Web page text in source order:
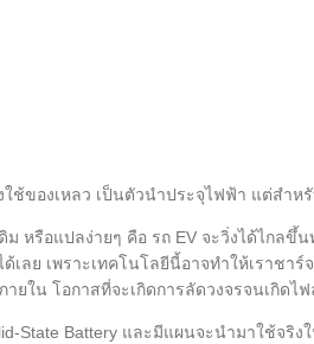
ของเหลว เป็นตัวนำประจุไฟฟ้า แต่สำ
หรือแปลง่ายๆ คือ รถ EV จะวิ่งได้ไกลขึ้
ย เพราะเทคโนโลยีนี้อาจทำให้เราชาร์
ยใน โอกาสที่จะเกิดการลัดวงจรจนเกิด
State Battery และมีแผนจะนำมาใช้จ